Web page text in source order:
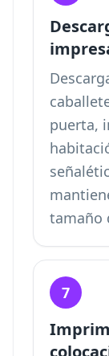
puerta,
tamaño
7